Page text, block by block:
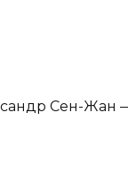
Сен-